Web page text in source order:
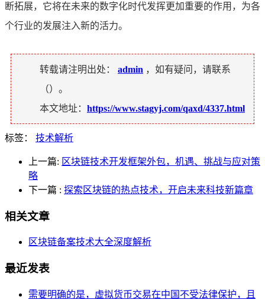
断拓展，它将在未来的数字化时代发挥更加重要的作用，为各
个行业的发展注入新的活力。
转载请注明出处： admin ，如有疑问，请联系
（）。
本文地址： https://www.stagyj.com/qaxd/4337.html
标签： 技术解析
上一篇: 区块链技术开发框架外包，机遇、挑战与应对策
略
下一篇 : 探索区块链的热点技术，开启未来科技新篇章
相关文章
区块链备案技术大全深度解析
最近发表
需要明确的是，虚拟货币交易在中国不受法律保护，且